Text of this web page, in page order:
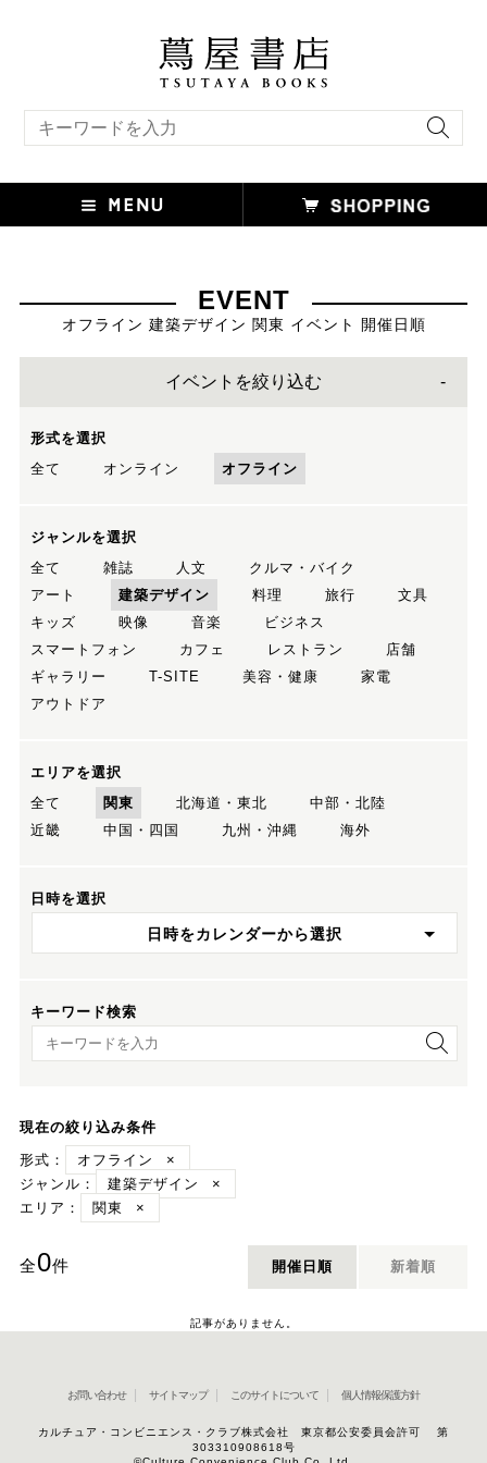
EVENT
オフライン 建築デザイン 関東 イベント 開催日順
イベントを絞り込む
形式を選択
全て
オンライン オフライン
ジャンルを選択
全て
雑誌 人文
クルマ・バイク
アート
建築デザイン 料理 旅行
文具
キッズ
映像 音楽
ビジネス
スマートフォン
カフェ レストラン
店舗
ギャラリー
T-SITE 美容・健康
家電
アウトドア
エリアを選択
全て
関東 北海道・東北
中部・北陸
近畿
中国・四国 九州・沖縄 海外
日時を選択
日時をカレンダーから選択
キーワード検索
キーワード検索
現在の絞り込み条件
形式：
オフライン
×
ジャンル：
建築デザイン
×
エリア：
関東 ×
全0件 開催日順 新着順
記事がありません。
お問い合わせ サイトマップ このサイトについて 個人情報保護方針
カルチュア・コンビニエンス・クラブ株式会社 東京都公安委員会許可 第
303310908618号